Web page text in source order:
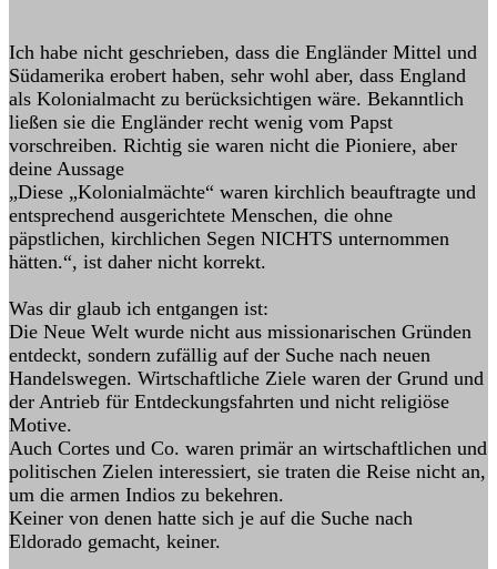
Ich habe nicht geschrieben, dass die Engländer Mittel und
Südamerika erobert haben, sehr wohl aber, dass England
als Kolonialmacht zu berücksichtigen wäre. Bekanntlich
ließen sie die Engländer recht wenig vom Papst
vorschreiben. Richtig sie waren nicht die Pioniere, aber
deine Aussage
„Diese „Kolonialmächte“ waren kirchlich beauftragte und
entsprechend ausgerichtete Menschen, die ohne
päpstlichen, kirchlichen Segen NICHTS unternommen
hätten.“, ist daher nicht korrekt.
Was dir glaub ich entgangen ist:
Die Neue Welt wurde nicht aus missionarischen Gründen
entdeckt, sondern zufällig auf der Suche nach neuen
Handelswegen. Wirtschaftliche Ziele waren der Grund und
der Antrieb für Entdeckungsfahrten und nicht religiöse
Motive.
Auch Cortes und Co. waren primär an wirtschaftlichen und
politischen Zielen interessiert, sie traten die Reise nicht an,
um die armen Indios zu bekehren.
Keiner von denen hatte sich je auf die Suche nach
Eldorado gemacht, keiner.